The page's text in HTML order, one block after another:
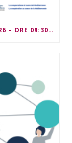
ESG NETWORKING DAY – 3 LUGLIO 2026 – ORE 09:30/13:00